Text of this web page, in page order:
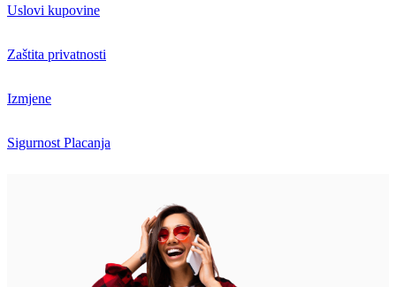
Uslovi kupovine
Zaštita privatnosti
Izmjene
Sigurnost Placanja